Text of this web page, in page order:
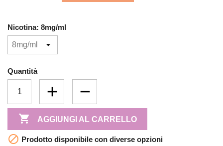
Nicotina: 8mg/ml
Quantità
 AGGIUNGI AL CARRELLO
 Prodotto disponibile con diverse opzioni